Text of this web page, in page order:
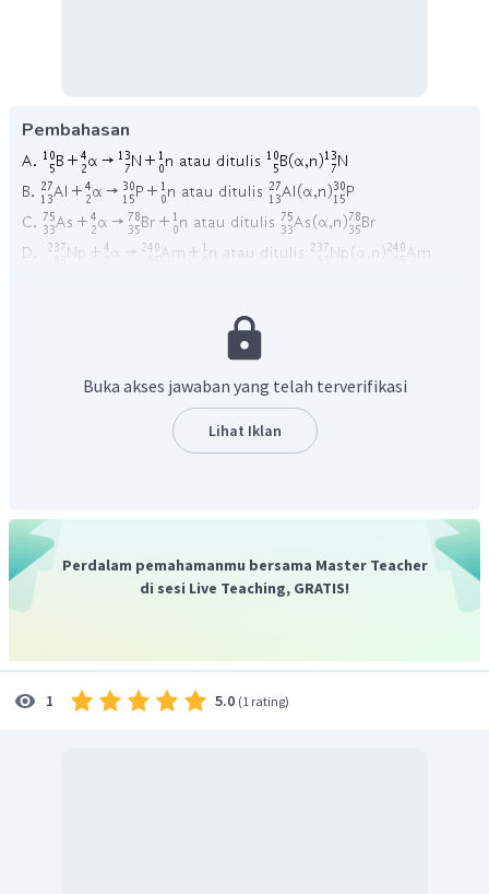
Pembahasan
Buka akses jawaban yang telah terverifikasi
Lihat Iklan
Perdalam pemahamanmu bersama Master Teacher
di sesi Live Teaching, GRATIS!
1 5.0 (1 rating)